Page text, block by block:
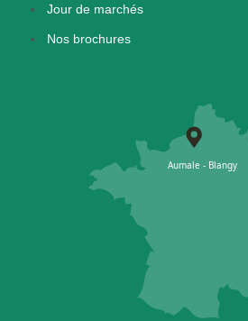
Jour de marchés
Nos brochures